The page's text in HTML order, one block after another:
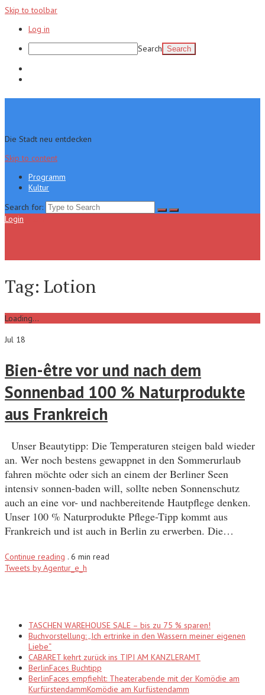
Skip to toolbar
Log in
Search
Die Stadt neu entdecken
Skip to content
Programm
Kultur
Search for:
Login
Tag: Lotion
Loading...
Jul 18
Bien-être vor und nach dem
Sonnenbad 100 % Naturprodukte
aus Frankreich
Unser Beautytipp: Die Temperaturen steigen bald wieder
an. Wer noch bestens gewappnet in den Sommerurlaub
fahren möchte oder sich an einem der Berliner Seen
intensiv sonnen-baden will, sollte neben Sonnenschutz
auch an eine vor- und nachbereitende Hautpflege denken.
Unser 100 % Naturprodukte Pflege-Tipp kommt aus
Frankreich und ist auch in Berlin zu erwerben. Die…
Continue reading . 6 min read
Tweets by Agentur_e_h
TASCHEN WAREHOUSE SALE – bis zu 75 % sparen!
Buchvorstellung: „Ich ertrinke in den Wassern meiner eigenen
Liebe“
CABARET kehrt zurück ins TIPI AM KANZLERAMT
BerlinFaces Buchtipp
BerlinFaces empfiehlt: Theaterabende mit der Komödie am
KurfürstendammKomödie am Kurfüstendamm